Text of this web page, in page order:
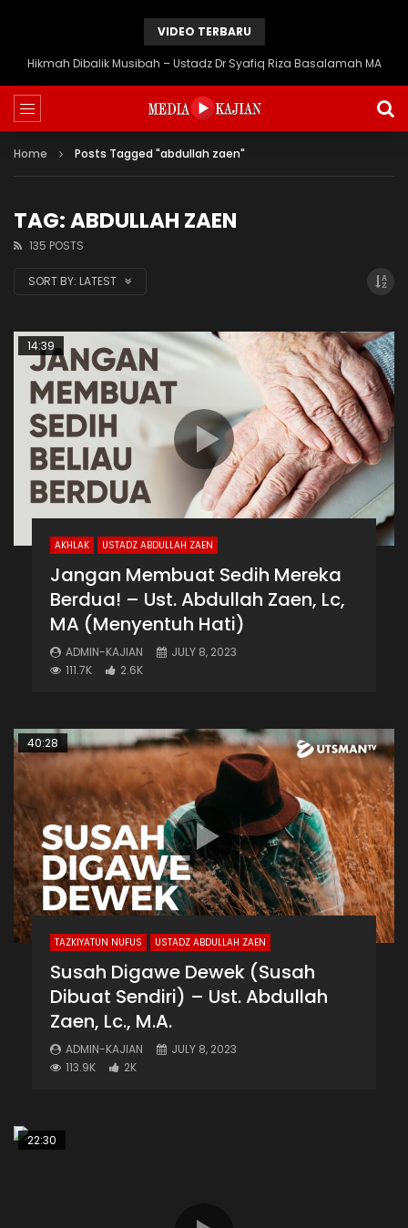
VIDEO TERBARU
Hikmah Dibalik Musibah – Ustadz Dr Syafiq Riza Basalamah MA
Home Posts Tagged "abdullah zaen"
TAG: ABDULLAH ZAEN
135 POSTS
SORT BY: LATEST
14:39
AKHLAK USTADZ ABDULLAH ZAEN
Jangan Membuat Sedih Mereka
Berdua! – Ust. Abdullah Zaen, Lc,
MA (Menyentuh Hati)
ADMIN-KAJIAN
JULY 8, 2023
111.7K
2.6K
40:28
TAZKIYATUN NUFUS USTADZ ABDULLAH ZAEN
Susah Digawe Dewek (Susah
Dibuat Sendiri) – Ust. Abdullah
Zaen, Lc., M.A.
ADMIN-KAJIAN
JULY 8, 2023
113.9K
2K
22:30